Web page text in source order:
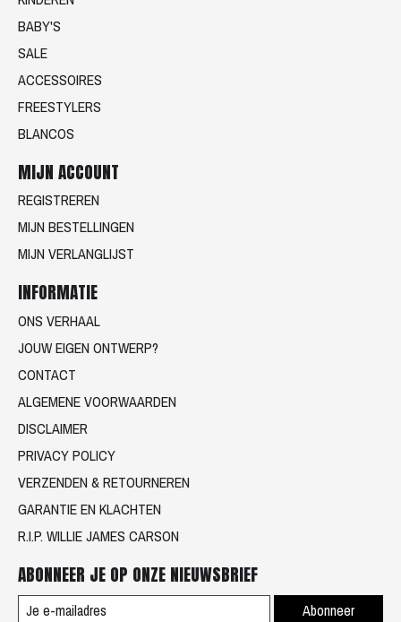
BABY'S
SALE
ACCESSOIRES
FREESTYLERS
BLANCOS
MIJN ACCOUNT
REGISTREREN
MIJN BESTELLINGEN
MIJN VERLANGLIJST
INFORMATIE
ONS VERHAAL
JOUW EIGEN ONTWERP?
CONTACT
ALGEMENE VOORWAARDEN
DISCLAIMER
PRIVACY POLICY
VERZENDEN & RETOURNEREN
GARANTIE EN KLACHTEN
R.I.P. WILLIE JAMES CARSON
ABONNEER JE OP ONZE NIEUWSBRIEF
Abonneer